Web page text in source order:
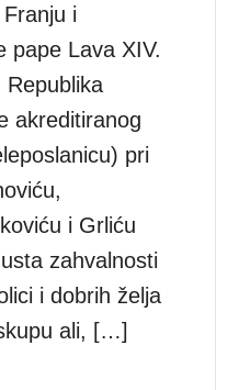
i
pape Lava XIV.
akreditiranog
pri
i Grliću
zahvalnosti
i dobrih želja
ali, […]